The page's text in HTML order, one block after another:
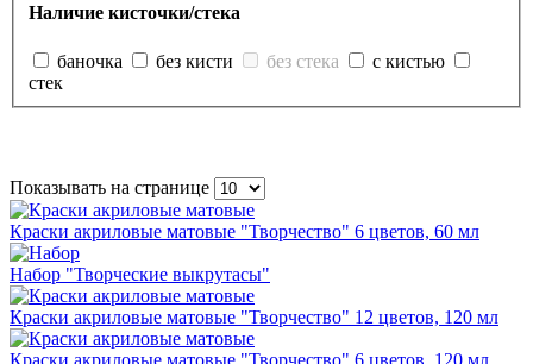
Наличие кисточки/стека
баночка без кисти без стека
с кистью
стек
Показывать на странице
Краски акриловые матовые "Творчество" 6 цветов, 60 мл
Набор "Творческие выкрутасы"
Краски акриловые матовые "Творчество" 12 цветов, 120 мл
Краски акриловые матовые "Творчество" 6 цветов, 120 мл